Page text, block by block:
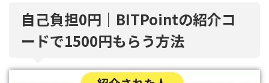
自己負担0円｜BITPointの紹介コ
ードで1500円もらう方法